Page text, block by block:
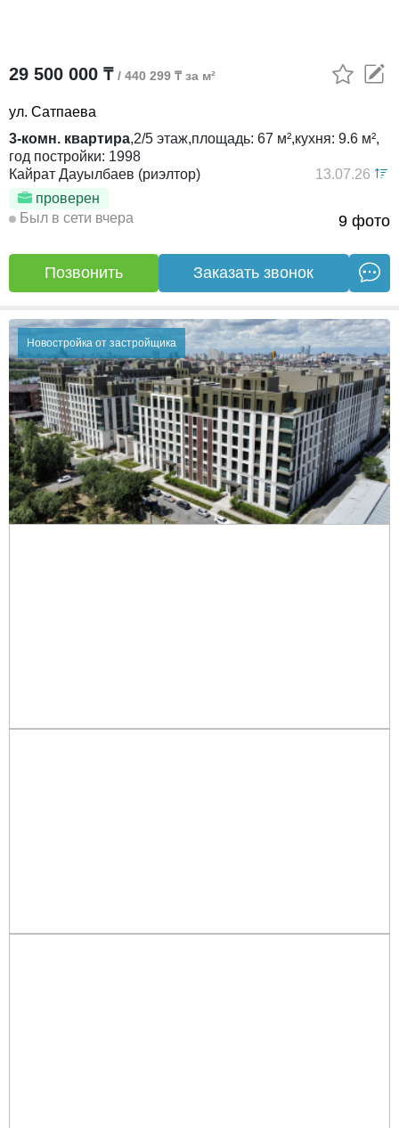
9 фото
29 500 000 ₸ / 440 299 ₸ за м²
ул. Сатпаева
3-комн. квартира,2/5 этаж,площадь: 67 м²,кухня: 9.6 м²,
год постройки: 1998
Кайрат Дауылбаев (риэлтор)
проверен
13.07.26
Был в сети вчера
Позвонить Заказать звонок
Новостройка от застройщика